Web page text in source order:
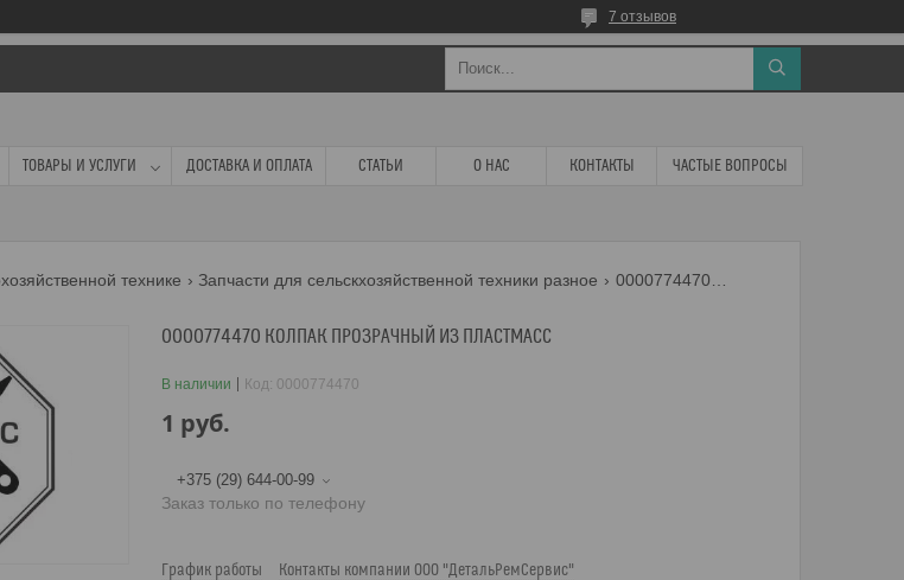
7 отзывов
ТОВАРЫ И УСЛУГИ ДОСТАВКА И ОПЛАТА СТАТЬИ О НАС КОНТАКТЫ ЧАСТЫЕ ВОПРОСЫ
технике Запчасти для сельскхозяйственной техники разное
0000774470 КОЛПАК ПРОЗРАЧНЫЙ ИЗ ПЛАСТМАСС
В наличии Код: 0000774470
1 руб.
+375 (29) 644-00-99
Заказ только по телефону
График работы Контакты компании ООО "ДетальРемСервис"